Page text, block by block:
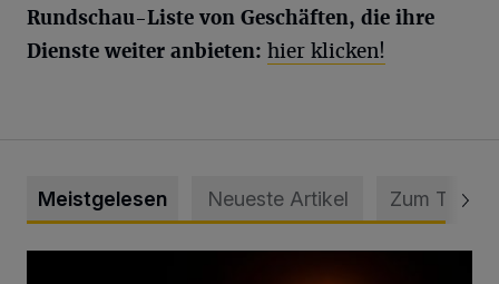
Rundschau-Liste von Geschäften, die ihre
Dienste weiter anbieten: hier klicken!
Meistgelesen Neueste Artikel Zum Thema